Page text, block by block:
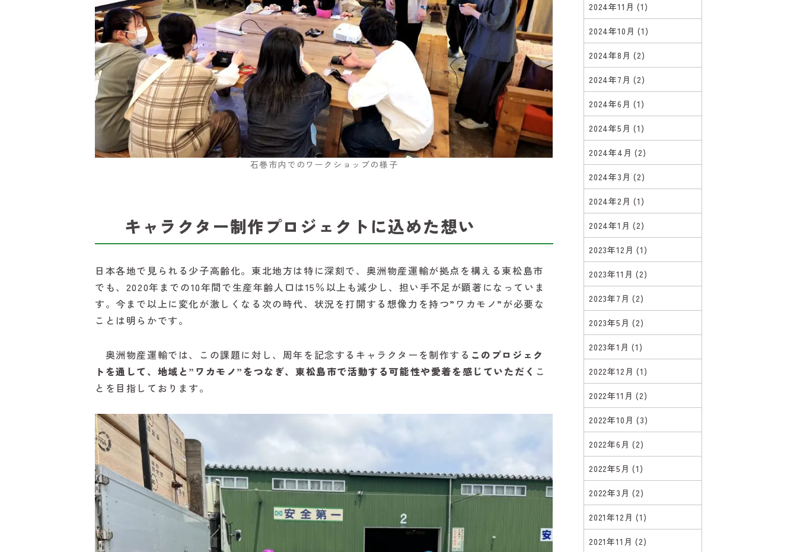
石巻市内でのワークショップの様子
キャラクター制作プロジェクトに込めた想い
日本各地で見られる少子高齢化。東北地方は特に深刻で、奥洲物産運輸が拠点を構える東松島市
でも、2020年までの10年間で生産年齢人口は15％以上も減少し、担い手不足が顕著になっていま
す。今まで以上に変化が激しくなる次の時代、状況を打開する想像力を持つ”ワカモノ”が必要な
ことは明らかです。
奥洲物産運輸では、この課題に対し、周年を記念するキャラクターを制作する このプロジェク
トを通して、地域と”ワカモノ”をつなぎ、東松島市で活動する可能性や愛着を感じていただく こ
とを目指しております。
2024年11月(1)
2024年10月(1)
2024年8月(2)
2024年7月(2)
2024年6月(1)
2024年5月(1)
2024年4月(2)
2024年3月(2)
2024年2月(1)
2024年1月(2)
2023年12月(1)
2023年11月(2)
2023年7月(2)
2023年5月(2)
2023年1月(1)
2022年12月(1)
2022年11月(2)
2022年10月(3)
2022年6月(2)
2022年5月(1)
2022年3月(2)
2021年12月(1)
2021年11月(2)